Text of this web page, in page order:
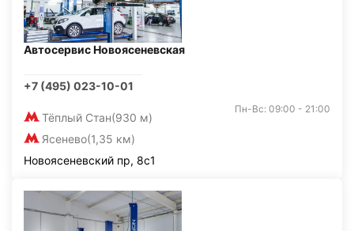
Автосервис Новоясеневская
+7 (495) 023-10-01
Тёплый Стан(930 м)
Ясенево(1,35 км)
Пн-Вс: 09:00 - 21:00
Новоясеневский пр, 8с1